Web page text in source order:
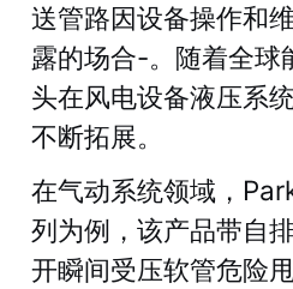
送管路因设备操作和
露的场合-。随着全球
头在风电设备液压系
不断拓展。
在气动系统领域，
列为例，该产品带自
开瞬间受压软管危险